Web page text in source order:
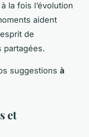
la fois l’évolution
aident
de
partagées.
suggestions à
et